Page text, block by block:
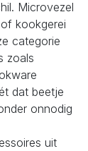
Microvezel
kookgerei
categorie
zoals
dat beetje
onnodig
uit